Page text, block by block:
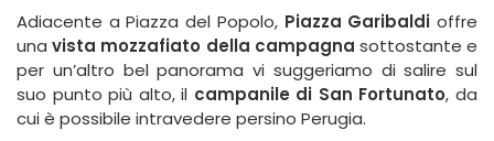
Adiacente a Piazza del Popolo, Piazza Garibaldi offre
unavista mozzafiato della campagna sottostante e
per un’altro bel panorama vi suggeriamo di salire sul
suo punto più alto, il campanile di San Fortunato, da
cui è possibile intravedere persino Perugia.